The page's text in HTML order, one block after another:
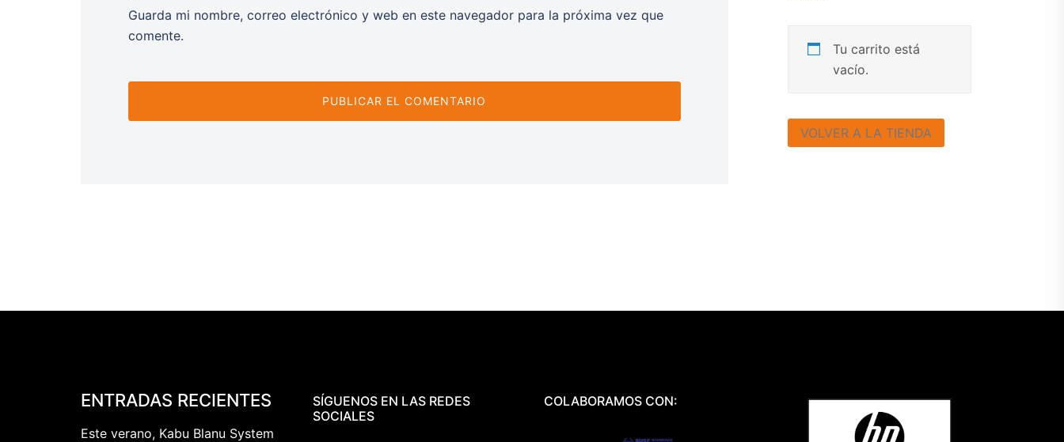
Guarda mi nombre, correo electrónico y web en este navegador para la próxima vez que
comente.
Tu carrito está
vacío.
VOLVER A LA TIENDA
ENTRADAS RECIENTES
Este verano, Kabu Blanu System
SÍGUENOS EN LAS REDES
SOCIALES
COLABORAMOS CON: